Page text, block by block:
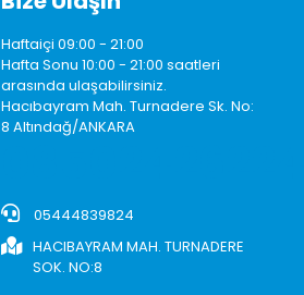
Haftaiçi 09:00 - 21:00
Hafta Sonu 10:00 - 21:00 saatleri
arasında ulaşabilirsiniz.
Hacıbayram Mah. Turnadere Sk. No:
8 Altındağ/ANKARA
05444839824
HACIBAYRAM MAH. TURNADERE
SOK. NO:8